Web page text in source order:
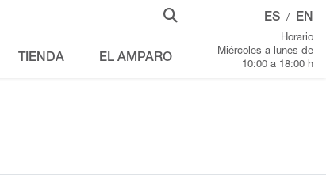
TIENDA EL AMPARO
ES / EN
Horario
Miércoles a lunes de
10:00 a 18:00 h